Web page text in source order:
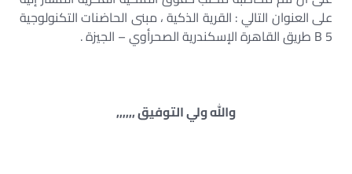
على العنوان التالي : القرية الذكية ، مبنى الحاضنات التكنولوجية
B 5 طريق القاهرة الإسكندرية الصحرأوي – الجيزة .
والله ولي التوفيق ,,,,,,